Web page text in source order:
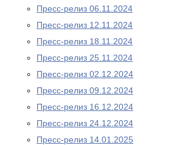
Пресс-релиз 06.11.2024
Пресс-релиз 12.11.2024
Пресс-релиз 18.11.2024
Пресс-релиз 25.11.2024
Пресс-релиз 02.12.2024
Пресс-релиз 09.12.2024
Пресс-релиз 16.12.2024
Пресс-релиз 24.12.2024
Пресс-релиз 14.01.2025